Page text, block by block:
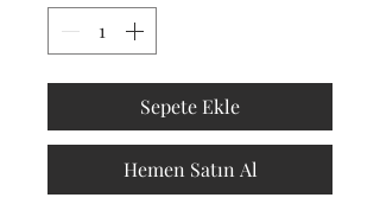
Sepete Ekle
Hemen Satın Al